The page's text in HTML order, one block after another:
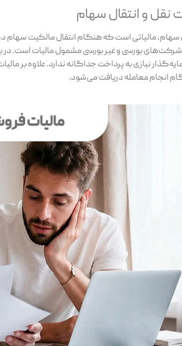
نقل و انتقال سهام
بورسی و غیر بورسی مشمول مالیات است. در
نیازی به پرداخت جداگانه ندارد. علاوه بر
انجام معامله دریافت می‌شود.